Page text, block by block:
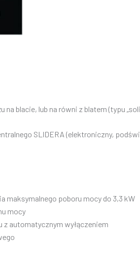
na blacie, lub na równi z blatem (typu
SLIDERA (elektroniczny,
maksymalnego poboru mocy do 3,3 kW
mocy
z automatycznym wyłączeniem